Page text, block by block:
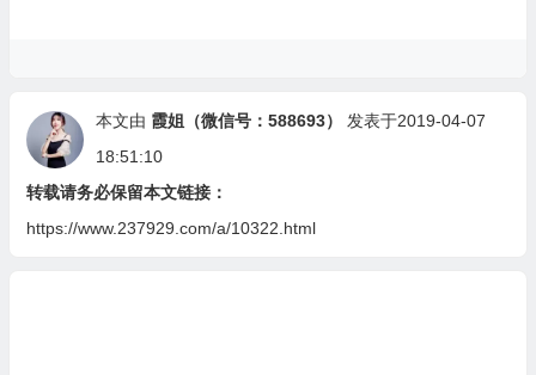
本文由 霞姐（微信号：588693）
发表于2019-04-07
18:51:10
转载请务必保留本文链接：
https://www.237929.com/a/10322.html